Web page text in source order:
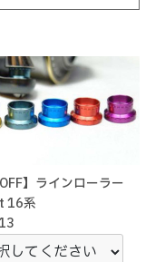
】ラインローラー
16系